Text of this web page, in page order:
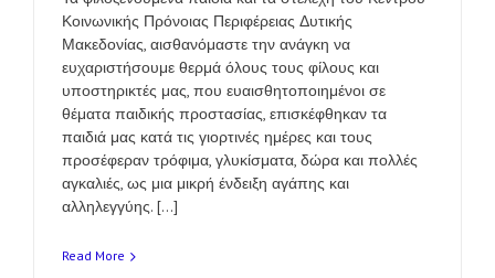
Κοινωνικής Πρόνοιας Περιφέρειας Δυτικής
Μακεδονίας, αισθανόμαστε την ανάγκη να
ευχαριστήσουμε θερμά όλους τους φίλους και
υποστηρικτές μας, που ευαισθητοποιημένοι σε
θέματα παιδικής προστασίας, επισκέφθηκαν τα
παιδιά μας κατά τις γιορτινές ημέρες και τους
προσέφεραν τρόφιμα, γλυκίσματα, δώρα και πολλές
αγκαλιές, ως μια μικρή ένδειξη αγάπης και
αλληλεγγύης. [...]
Read More